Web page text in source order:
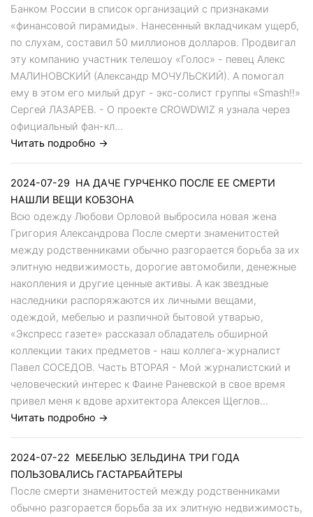
Банком России в список организаций с признаками
«финансовой пирамиды». Нанесенный вкладчикам ущерб,
по слухам, составил 50 миллионов долларов. Продвигал
эту компанию участник телешоу «Голос» - певец Алекс
МАЛИНОВСКИЙ (Александр МОЧУЛЬСКИЙ). А помогал
ему в этом его милый друг - экс-солист группы «Smash!!»
Сергей ЛАЗАРЕВ. - О проекте CROWDWIZ я узнала через
официальный фан-кл...
Читать подробно →
2024-07-29 НА ДАЧЕ ГУРЧЕНКО ПОСЛЕ ЕЕ СМЕРТИ
НАШЛИ ВЕЩИ КОБЗОНА
Всю одежду Любови Орловой выбросила новая жена
Григория Александрова После смерти знаменитостей
между родственниками обычно разгорается борьба за их
элитную недвижимость, дорогие автомобили, денежные
накопления и другие ценные активы. А как звездные
наследники распоряжаются их личными вещами,
одеждой, мебелью и различной бытовой утварью,
«Экспресс газете» рассказал обладатель обширной
коллекции таких предметов - наш коллега-журналист
Павел СОСЕДОВ. Часть ВТОРАЯ - Мой журналистский и
человеческий интерес к Фаине Раневской в свое время
привел меня к вдове архитектора Алексея Щеглов...
Читать подробно →
2024-07-22 МЕБЕЛЬЮ ЗЕЛЬДИНА ТРИ ГОДА
ПОЛЬЗОВАЛИСЬ ГАСТАРБАЙТЕРЫ
После смерти знаменитостей между родственниками
обычно разгорается борьба за их элитную недвижимость,